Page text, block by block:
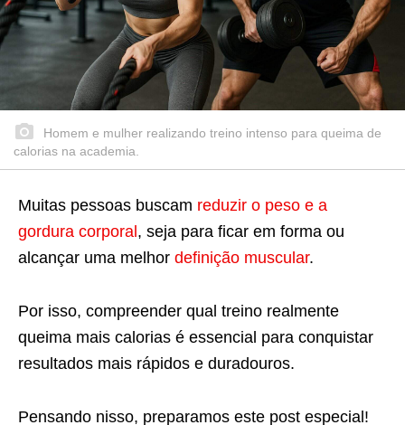
Homem e mulher realizando treino intenso para queima de
calorias na academia.
Muitas pessoas buscam reduzir o peso e a
gordura corporal, seja para ficar em forma ou
alcançar uma melhor definição muscular.
Por isso, compreender qual treino realmente
queima mais calorias é essencial para conquistar
resultados mais rápidos e duradouros.
Pensando nisso, preparamos este post especial!